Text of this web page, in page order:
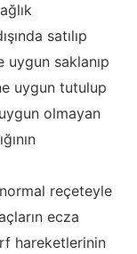
satılıp
uygun saklanıp
uygun tutulup
olmayan
reçeteyle
ecza
hareketlerinin